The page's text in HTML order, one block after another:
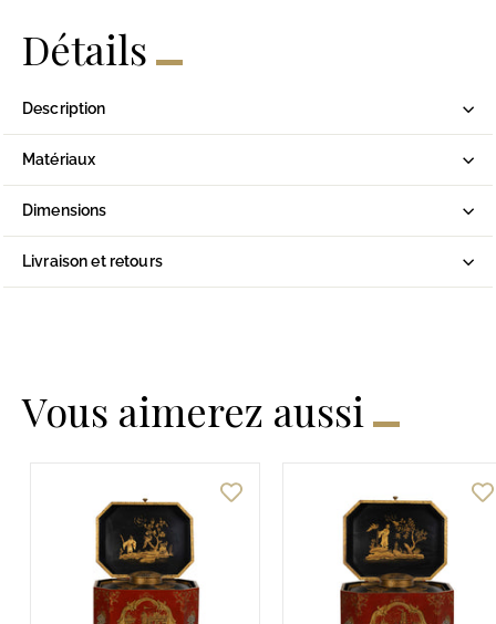
Détails
Description
Matériaux
Dimensions
Livraison et retours
Vous aimerez aussi